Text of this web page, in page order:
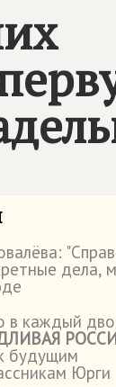
дела,
в каждый
будущим
Юрги